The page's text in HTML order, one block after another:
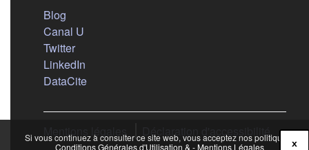
Si vous continuez à consulter ce site web, vous acceptez nos politiques :
Conditions Générales d'Utilisation & - Mentions Légales
x
Blog
Canal U
Twitter(s'ouvre dans un nouvel onglet)
LinkedIn
DataCite(s'ouvre dans un nouvel onglet)
Mentions légales Déclaration d'accessibilité